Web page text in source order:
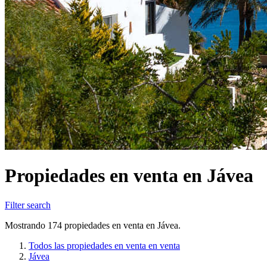
Propiedades en venta en Jávea
Filter search
Mostrando 174 propiedades en venta en Jávea.
Todos las propiedades en venta en venta
Jávea